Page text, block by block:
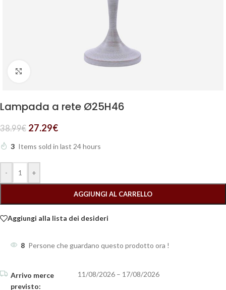
Lampada a rete Ø25H46
38.99€ 27.29€
3 Items sold in last 24 hours
- +
AGGIUNGI AL CARRELLO
Aggiungi alla lista dei desideri
8 Persone che guardano questo prodotto ora !
11/08/2026 – 17/08/2026